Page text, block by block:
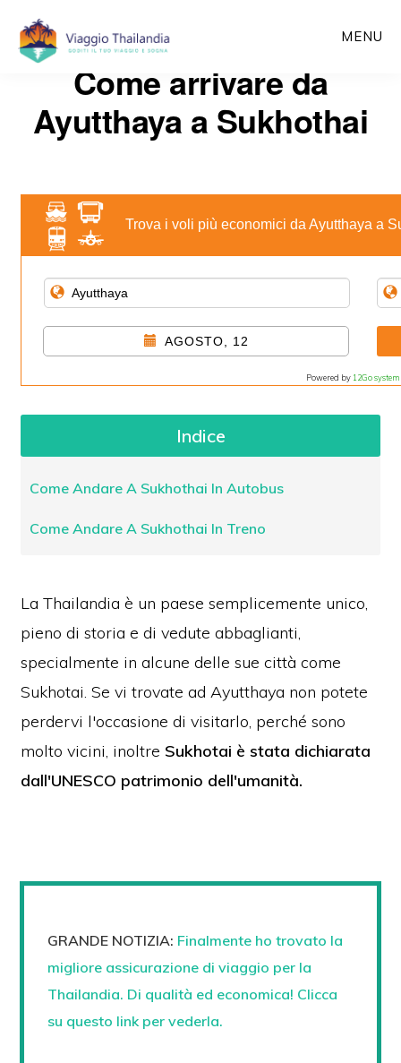
Passa
MENU
Come arrivare da
Ayutthaya a Sukhothai
Trova i voli più economici da Ayutthaya a
AGOSTO, 12
Powered by 12Go system
Indice
Come Andare A Sukhothai In Autobus
Come Andare A Sukhothai In Treno
La Thailandia è un paese semplicemente unico,
pieno di storia e di vedute abbaglianti,
specialmente in alcune delle sue città come
Sukhotai.Se vi trovate ad Ayutthaya non potete
perdervi l'occasione di visitarlo, perché sono
molto vicini, inoltre Sukhotai è stata dichiarata
dall'UNESCO patrimonio dell'umanità.
GRANDE NOTIZIA: Finalmente ho trovato la
migliore assicurazione di viaggio per la
Thailandia. Di qualità ed economica! Clicca
su questo link per vederla.